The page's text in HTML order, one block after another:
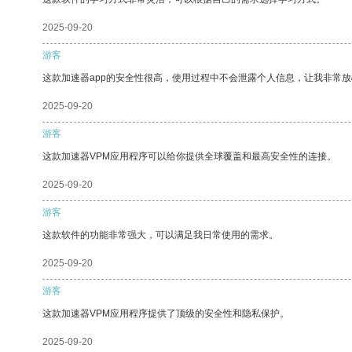
2025-09-20
游客
这款加速器app的安全性很高，使用过程中不会泄露个人信息，让我非常
2025-09-20
游客
这款加速器VPM应用程序可以给你提供全球覆盖和最高安全性的连接。
2025-09-20
游客
这款软件的功能非常强大，可以满足我日常使用的需求。
2025-09-20
游客
这款加速器VPM应用程序提供了顶级的安全性和隐私保护。
2025-09-20